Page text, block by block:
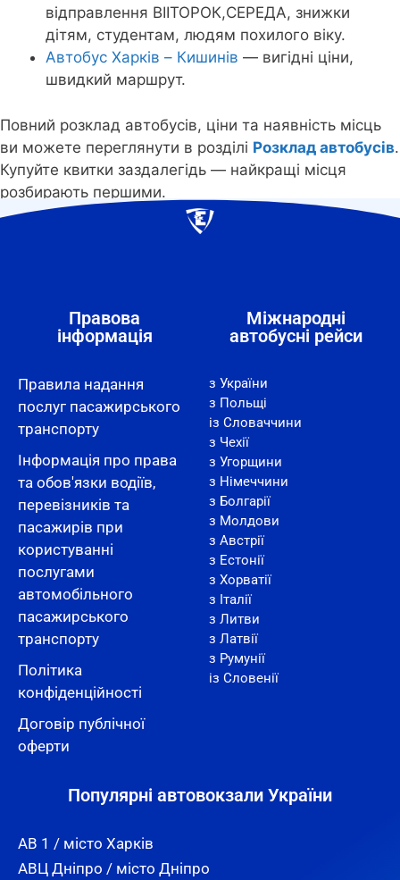
відправлення ВІІТОРОК,СЕРЕДА, знижки
дітям, студентам, людям похилого віку.
Автобус Харків – Кишинів — вигідні ціни,
швидкий маршрут.
Повний розклад автобусів, ціни та наявність місць
ви можете переглянути в розділі Розклад автобусів.
Купуйте квитки заздалегідь — найкращі місця
розбирають першими.
Правова
інформація
Правила надання
послуг пасажирського
транспорту
Інформація про права
та обов'язки водіїв,
перевізників та
пасажирів при
користуванні
послугами
автомобільного
пасажирського
транспорту
Політика
конфіденційності
Договір публічної
оферти
Міжнародні
автобусні рейси
з України
з Польщі
із Словаччини
з Чехії
з Угорщини
з Німеччини
з Болгарії
з Молдови
з Австрії
з Естонії
з Хорватії
з Італії
з Литви
з Латвії
з Румунії
із Словенії
Популярні автовокзали України
АВ 1 / місто Харків
АВЦ Дніпро / місто Дніпро